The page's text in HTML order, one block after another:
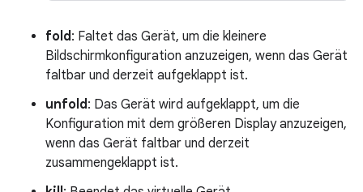
fold: Faltet das Gerät, um die kleinere
Bildschirmkonfiguration anzuzeigen, wenn das Gerät
faltbar und derzeit aufgeklappt ist.
unfold: Das Gerät wird aufgeklappt, um die
Konfiguration mit dem größeren Display anzuzeigen,
wenn das Gerät faltbar und derzeit
zusammengeklappt ist.